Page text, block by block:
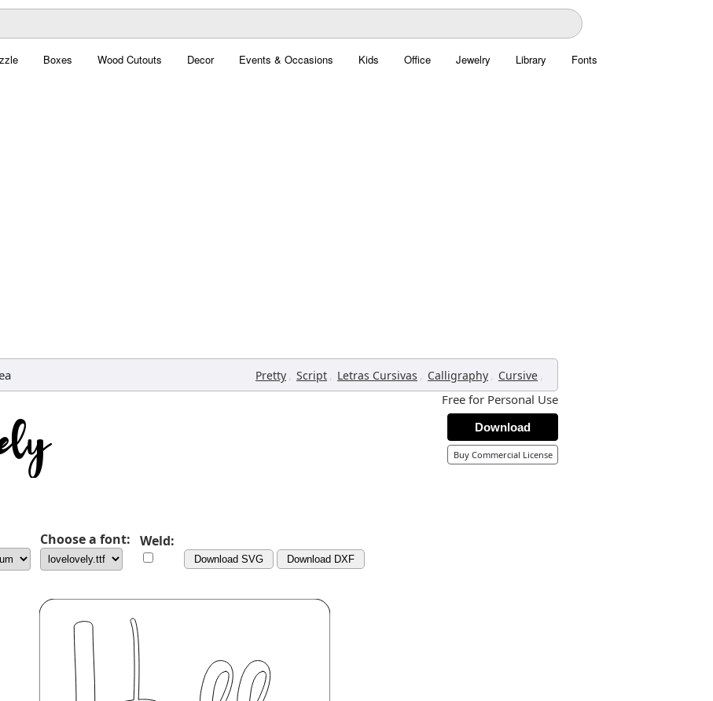
Boxes Wood Cutouts Decor Events & Occasions Kids Office Jewelry Library Fonts
Pretty , Script , Letras Cursivas , Calligraphy , Cursive ,
Free for Personal Use
Download
Buy Commercial License
Choose a font: Weld:
Download SVG Download DXF